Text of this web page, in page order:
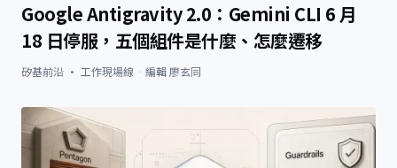
Google Antigravity 2.0：Gemini CLI 6 月
18 日停服，五個組件是什麼、怎麼遷移
矽基前沿 · 工作現場線 編輯廖玄同